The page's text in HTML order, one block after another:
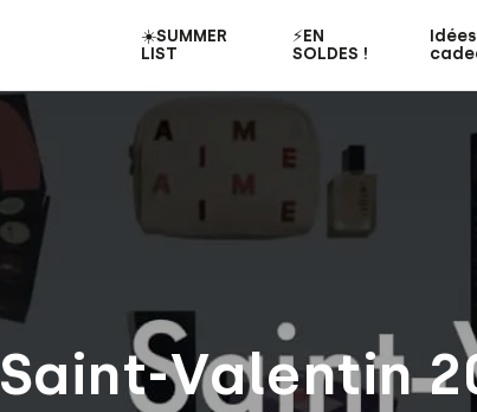
☀️SUMMER
LIST
⚡️EN
SOLDES !
Idées
Saint-Valentin